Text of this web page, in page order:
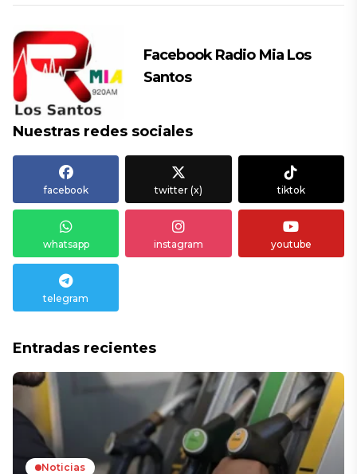
Facebook Radio Mia Los
Santos
Nuestras redes sociales
facebook twitter (x) tiktok
whatsapp instagram youtube
telegram
Entradas recientes
Noticias